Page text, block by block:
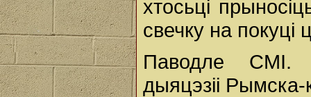
хтосьці
свечку на покуці
Паводле СМІ.
дыяцэзіі Рымска-